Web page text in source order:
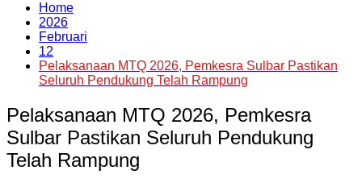
Home
2026
Februari
12
Pelaksanaan MTQ 2026, Pemkesra Sulbar Pastikan
Seluruh Pendukung Telah Rampung
Pelaksanaan MTQ 2026, Pemkesra
Sulbar Pastikan Seluruh Pendukung
Telah Rampung